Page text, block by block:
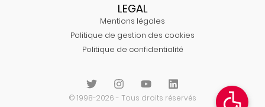
LEGAL
Mentions légales
Politique de gestion des cookies
Politique de confidentialité
© 1998-2026 - Tous droits réservés